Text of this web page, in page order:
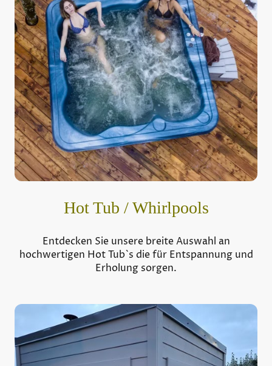
Hot Tub / Whirlpools
Entdecken Sie unsere breite Auswahl an
hochwertigen Hot Tub`s die für Entspannung und
Erholung sorgen.